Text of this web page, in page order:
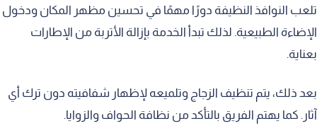
تلعب النوافذ النظيفة دورًا مهمًا في تحسين مظهر المكان ودخول
الإضاءة الطبيعية. لذلك تبدأ الخدمة بإزالة الأتربة من الإطارات
بعناية.
بعد ذلك، يتم تنظيف الزجاج وتلميعه لإظهار شفافيته دون ترك أي
آثار. كما يهتم الفريق بالتأكد من نظافة الحواف والزوايا.